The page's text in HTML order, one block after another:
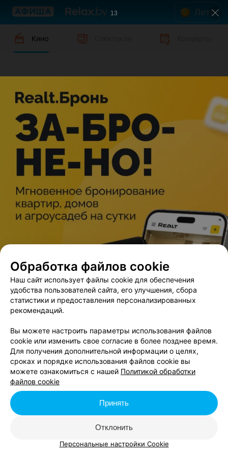
Лето
Кино
Дата Могилев
В данном городе нет событий,
удовлетворяющих условиям фильтра.
Поход в кино одно из любимых развлечений и взрослых, и
детей. Куда пойти смотреть кино в Могилеве? Ответ на этот и
Вся справочная информация о кинотеатрах: адреса и
телефоны, расписание сеансов, отзывы посетителей. А также
новости из мира кино, рецензии на фильмы, комментарии
зрителей, трейлеры и анонсы ближайших премьер.
Где посмотреть фильм в 3D, что идет в «Ветразе», а что в
вы узнаете из киноафиши.
Вам понравился фильм? Вы считаете, что самый лучший
совместный просмотр с друзьями можно устроить только в
одном кинотеатре? Оставьте свое мнение, поделитесь
информацией с остальными пользователями.
Все кино Могилева на одной странице — киноафиша relax.by.
Обработка файлов cookie
Наш сайт использует файлы cookie для обеспечения
удобства пользователей сайта, его улучшения, сбора
статистики и предоставления персонализированных
рекомендаций.
Вы можете настроить параметры использования файлов
cookie или изменить свое согласие в более позднее время.
Для получения дополнительной информации о целях,
сроках и порядке использования файлов cookie вы
можете ознакомиться с нашей Политикой обработки
файлов cookie
Отклонить
Принять
Персональные настройки Cookie
13